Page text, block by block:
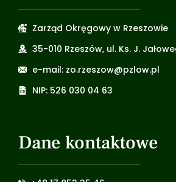
Zarząd Okręgowy w Rzeszowie
35-010 Rzeszów, ul. Ks. J.
e-mail: zo.rzeszow@pzlow.pl
NIP: 526 030 04 63
Dane kontaktowe